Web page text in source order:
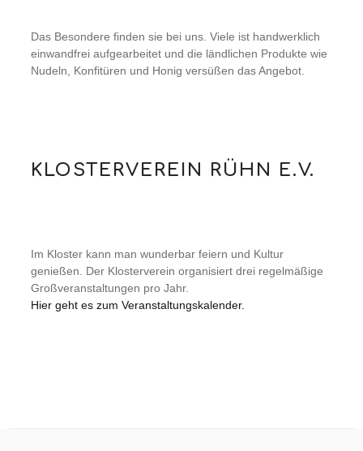
Das Besondere finden sie bei uns. Viele ist handwerklich
einwandfrei aufgearbeitet und die ländlichen Produkte wie
Nudeln, Konfitüren und Honig versüßen das Angebot.
KLOSTERVEREIN RÜHN E.V.
Im Kloster kann man wunderbar feiern und Kultur
genießen. Der Klosterverein organisiert drei regelmäßige
Großveranstaltungen pro Jahr.
Hier geht es zum Veranstaltungskalender.